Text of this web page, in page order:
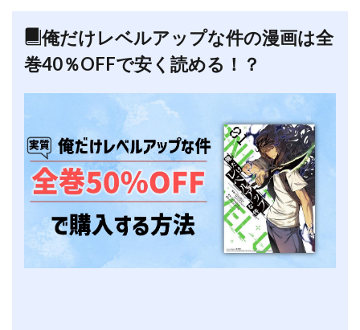
俺だけレベルアップな件の漫画は全
巻40％OFFで安く読める！？